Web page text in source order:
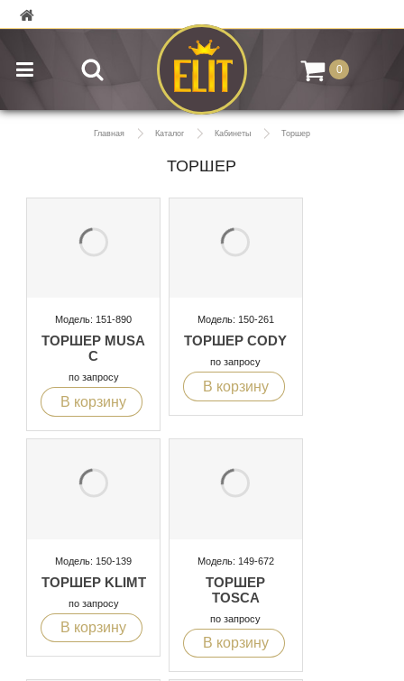
0
Главная Каталог Кабинеты Торшер
ТОРШЕР
Модель: 151-890
ТОРШЕР MUSA
C
по запросу
В корзину
Модель: 150-261
ТОРШЕР CODY
по запросу
В корзину
Модель: 150-139
ТОРШЕР KLIMT
по запросу
В корзину
Модель: 149-672
ТОРШЕР
TOSCA
по запросу
В корзину